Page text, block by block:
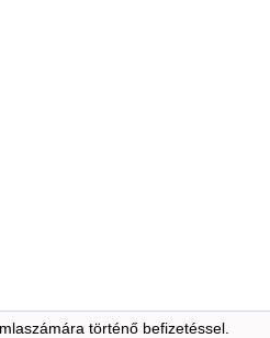
történő befizetéssel.